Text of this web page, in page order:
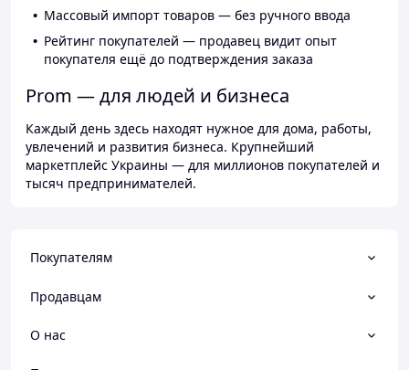
Массовый импорт товаров — без ручного ввода
Рейтинг покупателей — продавец видит опыт
покупателя ещё до подтверждения заказа
Prom — для людей и бизнеса
Каждый день здесь находят нужное для дома, работы,
увлечений и развития бизнеса. Крупнейший
маркетплейс Украины — для миллионов покупателей и
тысяч предпринимателей.
Покупателям
Продавцам
О нас